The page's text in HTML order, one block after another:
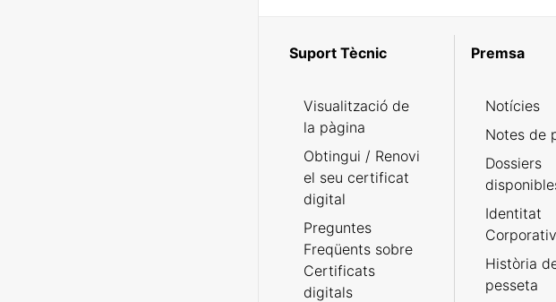
Suport Tècnic
Visualització de
la pàgina
Obtingui / Renovi
el seu certificat
digital
Preguntes
Freqüents sobre
Certificats
digitals
Premsa
Notícies
Notes de
Dossiers
Identitat
Història
pesseta